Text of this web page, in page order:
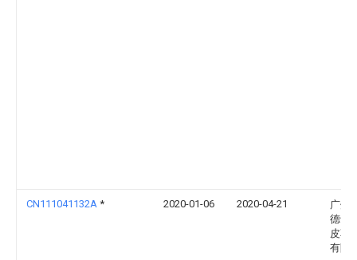
CN111041132A * 2020-01-06 2020-04-21
广州
德士
皮革
有限